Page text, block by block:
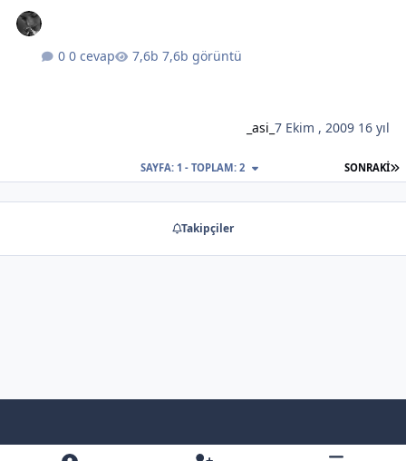
0 cevap 7,6b görüntü
_asi_ 7 Ekim , 2009 16 yıl
SONRAKI
SAYFA: 1 - TOPLAM: 2
Takipçiler
Light ModeDark Mode y